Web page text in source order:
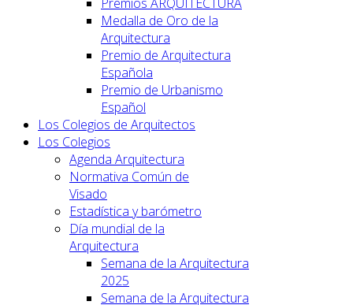
Medalla de Oro de la
Arquitectura
Premio de Arquitectura
Española
Premio de Urbanismo
Español
Los Colegios de Arquitectos
Los Colegios
Agenda Arquitectura
Normativa Común de
Visado
Estadística y barómetro
Día mundial de la
Arquitectura
Semana de la Arquitectura
2025
Semana de la Arquitectura